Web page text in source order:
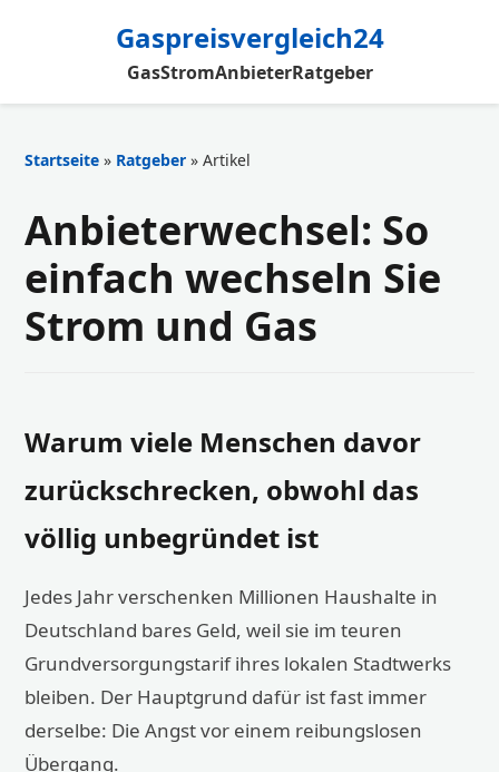
Gaspreisvergleich24
GasStromAnbieterRatgeber
Startseite » Ratgeber » Artikel
Anbieterwechsel: So
einfach wechseln Sie
Strom und Gas
Warum viele Menschen davor
zurückschrecken, obwohl das
völlig unbegründet ist
Jedes Jahr verschenken Millionen Haushalte in
Deutschland bares Geld, weil sie im teuren
Grundversorgungstarif ihres lokalen Stadtwerks
bleiben. Der Hauptgrund dafür ist fast immer
derselbe: Die Angst vor einem reibungslosen
Übergang.